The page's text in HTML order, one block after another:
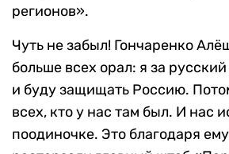
регионов».
Чуть не забыл! Гончаренко
больше всех орал: я за
и буду защищать Россию.
всех, кто у нас там был. И нас
поодиночке. Это благодаря